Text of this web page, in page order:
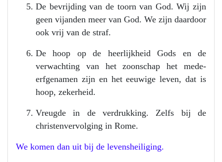
De bevrijding van de toorn van God. Wij zijn
geen vijanden meer van God. We zijn daardoor
ook vrij van de straf.
De hoop op de heerlijkheid Gods en de
verwachting van het zoonschap het mede-
erfgenamen zijn en het eeuwige leven, dat is
hoop, zekerheid.
Vreugde in de verdrukking. Zelfs bij de
christenvervolging in Rome.
We komen dan uit bij de levensheiliging.